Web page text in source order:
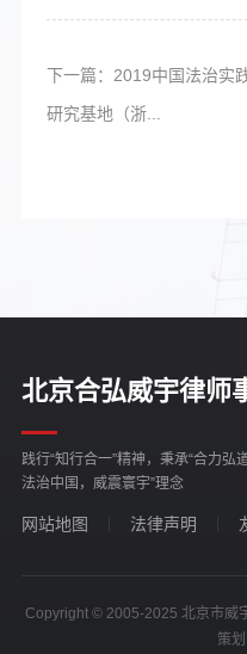
下一篇：2019中国法治实
研究基地（浙...
北京合弘威宇律师
践行“知行合一”精神，秉承“合力弘
法治中国，威震寰宇”理念
网站地图 法律声明
Copyright © 2005-2025 北京市威
策划